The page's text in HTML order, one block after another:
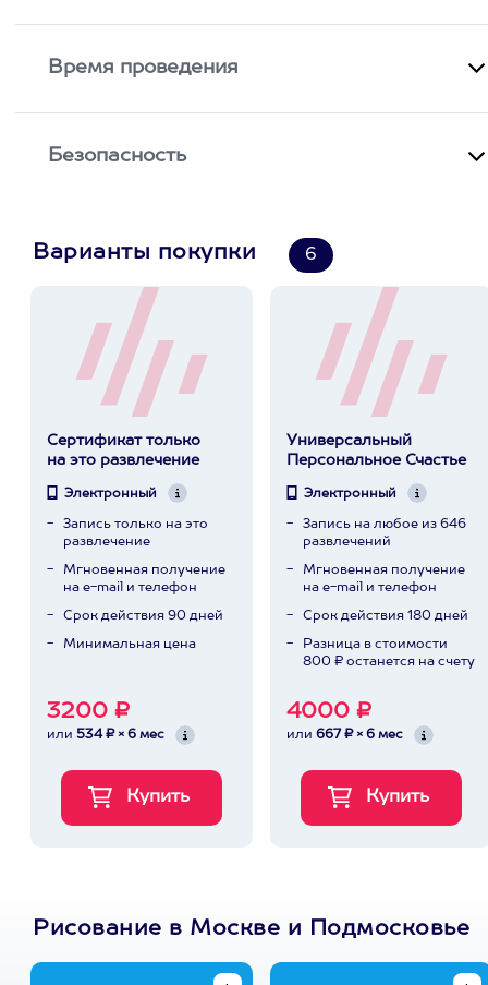
Время проведения
Безопасность
Варианты покупки 6
Сертификат только
на это развлечение
Электронный
Запись только на это
развлечение
Мгновенная получение
на e-mail и телефон
Срок действия 90 дней
Минимальная цена
3200 ₽
или 534 ₽ × 6 мес
Универсальный
Персональное Счастье
Электронный
Запись на любое из 646
развлечений
Мгновенная получение
на e-mail и телефон
Срок действия 180 дней
Разница в стоимости
800 ₽ останется на счету
4000 ₽
или 667 ₽ × 6 мес
Рисование в Москве и Подмосковье